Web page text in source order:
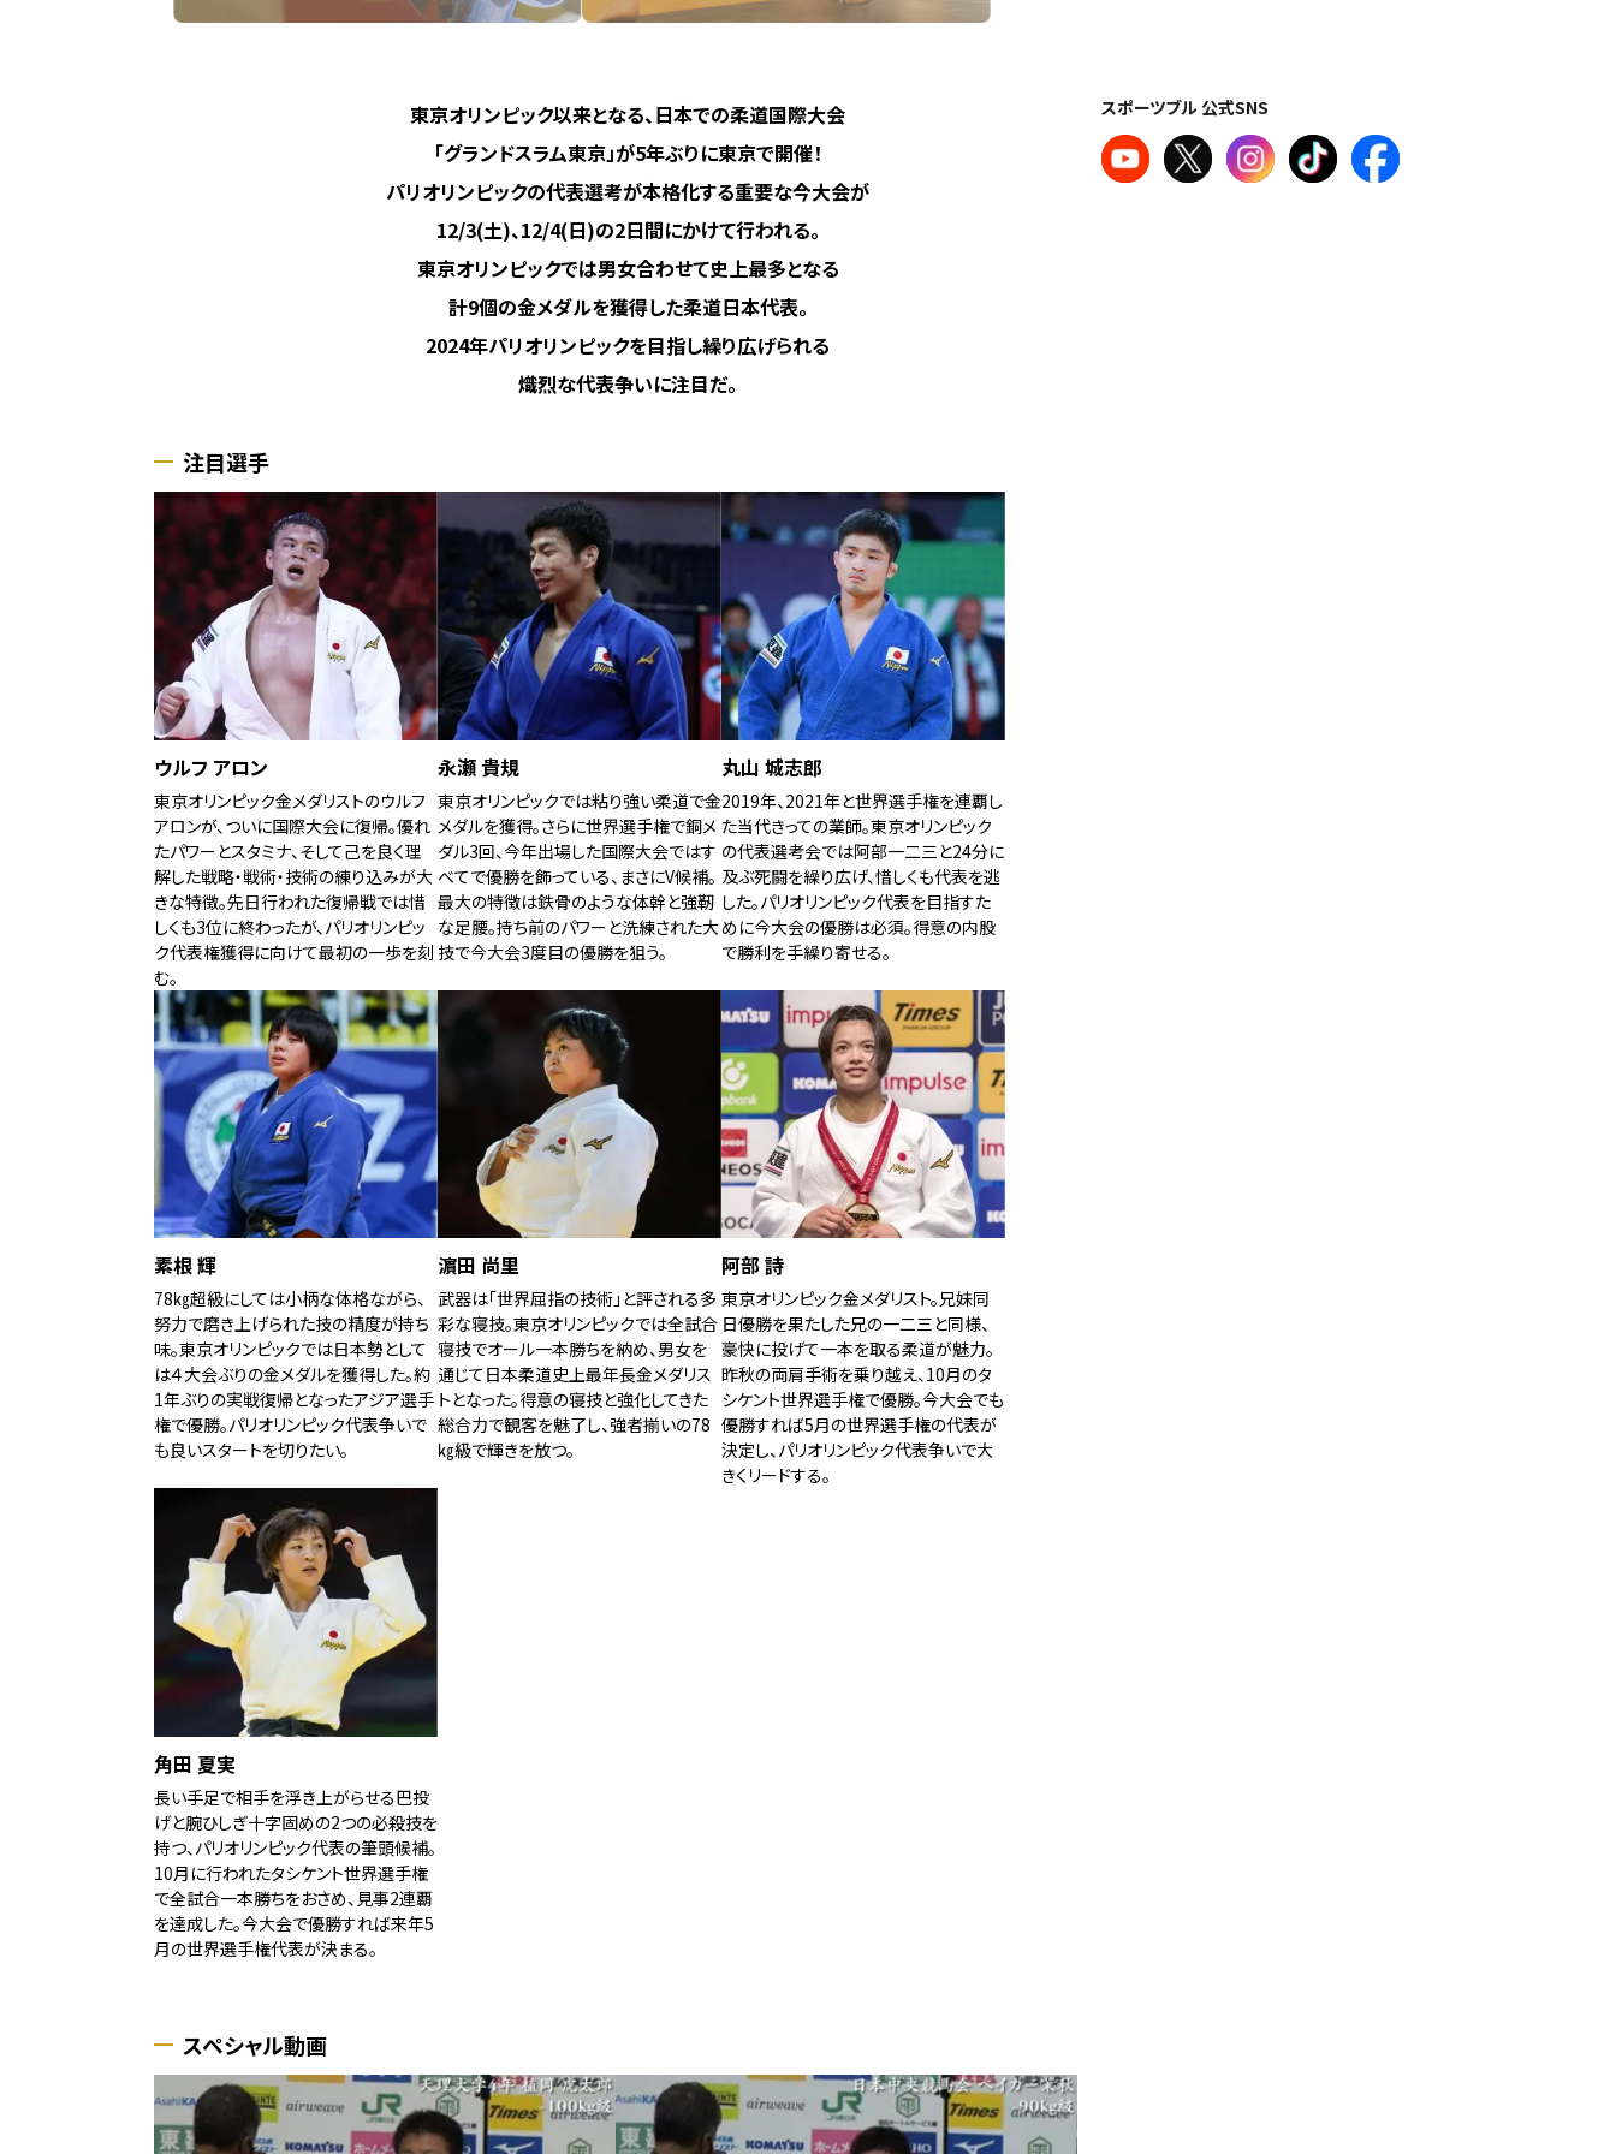
東京オリンピック以来となる、日本での柔道国際大会
「グランドスラム東京」が5年ぶりに東京で開催！
パリオリンピックの代表選考が本格化する重要な今大会が
12/3(土)、12/4(日)の2日間にかけて行われる。
東京オリンピックでは男女合わせて史上最多となる
計9個の金メダルを獲得した柔道日本代表。
2024年パリオリンピックを目指し繰り広げられる
熾烈な代表争いに注目だ。
注目選手
ウルフ アロン
東京オリンピック金メダリストのウルフ
アロンが、ついに国際大会に復帰。優れ
たパワーとスタミナ、そして己を良く理
解した戦略・戦術・技術の練り込みが大
きな特徴。先日行われた復帰戦では惜
しくも3位に終わったが、パリオリンピッ
ク代表権獲得に向けて最初の一歩を刻
む。
永瀬 貴規
東京オリンピックでは粘り強い柔道で金
メダルを獲得。さらに世界選手権で銅メ
ダル3回、今年出場した国際大会ではす
べてで優勝を飾っている、まさにV候補。
最大の特徴は鉄骨のような体幹と強靭
な足腰。持ち前のパワーと洗練された大
技で今大会3度目の優勝を狙う。
丸山 城志郎
2019年、2021年と世界選手権を連覇し
た当代きっての業師。東京オリンピック
の代表選考会では阿部一二三と24分に
及ぶ死闘を繰り広げ、惜しくも代表を逃
した。パリオリンピック代表を目指すた
めに今大会の優勝は必須。得意の内股
で勝利を手繰り寄せる。
素根 輝
78㎏超級にしては小柄な体格ながら、
努力で磨き上げられた技の精度が持ち
味。東京オリンピックでは日本勢として
は４大会ぶりの金メダルを獲得した。約
1年ぶりの実戦復帰となったアジア選手
権で優勝。パリオリンピック代表争いで
も良いスタートを切りたい。
濵田 尚里
武器は「世界屈指の技術」と評される多
彩な寝技。東京オリンピックでは全試合
寝技でオール一本勝ちを納め、男女を
通じて日本柔道史上最年長金メダリス
トとなった。得意の寝技と強化してきた
総合力で観客を魅了し、強者揃いの78
㎏級で輝きを放つ。
阿部 詩
東京オリンピック金メダリスト。兄妹同
日優勝を果たした兄の一二三と同様、
豪快に投げて一本を取る柔道が魅力。
昨秋の両肩手術を乗り越え、10月のタ
シケント世界選手権で優勝。今大会でも
優勝すれば5月の世界選手権の代表が
決定し、パリオリンピック代表争いで大
きくリードする。
角田 夏実
長い手足で相手を浮き上がらせる巴投
げと腕ひしぎ十字固めの2つの必殺技を
持つ、パリオリンピック代表の筆頭候補。
10月に行われたタシケント世界選手権
で全試合一本勝ちをおさめ、見事2連覇
を達成した。今大会で優勝すれば来年5
月の世界選手権代表が決まる。
スペシャル動画
スポーツブル 公式SNS